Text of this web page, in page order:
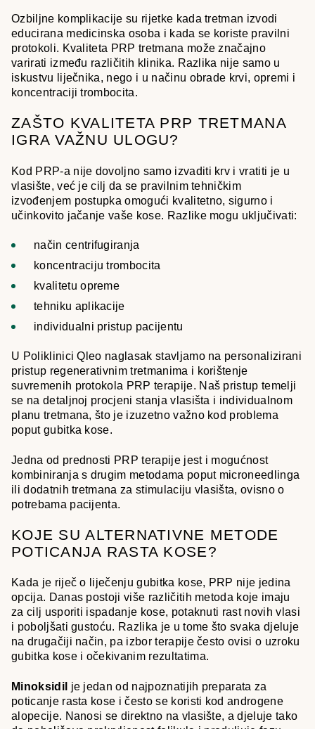
Ozbiljne komplikacije su rijetke kada tretman izvodi
educirana medicinska osoba i kada se koriste pravilni
protokoli. Kvaliteta PRP tretmana može značajno
varirati između različitih klinika. Razlika nije samo u
iskustvu liječnika, nego i u načinu obrade krvi, opremi i
koncentraciji trombocita.
ZAŠTO KVALITETA PRP TRETMANA
IGRA VAŽNU ULOGU?
Kod PRP-a nije dovoljno samo izvaditi krv i vratiti je u
vlasište, već je cilj da se pravilnim tehničkim
izvođenjem postupka omogući kvalitetno, sigurno i
učinkovito jačanje vaše kose. Razlike mogu uključivati:
način centrifugiranja
koncentraciju trombocita
kvalitetu opreme
tehniku aplikacije
individualni pristup pacijentu
U Poliklinici Qleo naglasak stavljamo na personalizirani
pristup regenerativnim tretmanima i korištenje
suvremenih protokola PRP terapije. Naš pristup temelji
se na detaljnoj procjeni stanja vlasišta i individualnom
planu tretmana, što je izuzetno važno kod problema
poput gubitka kose.
Jedna od prednosti PRP terapije jest i mogućnost
kombiniranja s drugim metodama poput microneedlinga
ili dodatnih tretmana za stimulaciju vlasišta, ovisno o
potrebama pacijenta.
KOJE SU ALTERNATIVNE METODE
POTICANJA RASTA KOSE?
Kada je riječ o liječenju gubitka kose, PRP nije jedina
opcija. Danas postoji više različitih metoda koje imaju
za cilj usporiti ispadanje kose, potaknuti rast novih vlasi
i poboljšati gustoću. Razlika je u tome što svaka djeluje
na drugačiji način, pa izbor terapije često ovisi o uzroku
gubitka kose i očekivanim rezultatima.
Minoksidil je jedan od najpoznatijih preparata za
poticanje rasta kose i često se koristi kod androgene
alopecije. Nanosi se direktno na vlasište, a djeluje tako